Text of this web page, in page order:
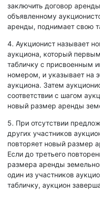
заключить договор
объявленному
аренды, поднимает свою
4. Аукционист называет
аукциона, который
табличку с присвоенным
номером, и указывает на
аукциона. Затем
соответствии с шагом
новый размер аренды
5. При отсутствии
других участников
повторяет новый размер
Если до третьего
размера аренды
один из участников
табличку, аукцион